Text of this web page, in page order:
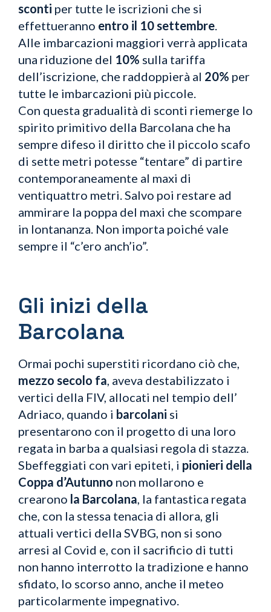
sconti per tutte le iscrizioni che si
effettueranno entro il 10 settembre.
Alle imbarcazioni maggiori verrà applicata
una riduzione del 10% sulla tariffa
dell’iscrizione, che raddoppierà al 20% per
tutte le imbarcazioni più piccole.
Con questa gradualità di sconti riemerge lo
spirito primitivo della Barcolana che ha
sempre difeso il diritto che il piccolo scafo
di sette metri potesse “tentare” di partire
contemporaneamente al maxi di
ventiquattro metri. Salvo poi restare ad
ammirare la poppa del maxi che scompare
in lontananza. Non importa poiché vale
sempre il “c’ero anch’io”.
Gli inizi della
Barcolana
Ormai pochi superstiti ricordano ciò che,
mezzo secolo fa, aveva destabilizzato i
vertici della FIV, allocati nel tempio dell’
Adriaco, quando i barcolani si
presentarono con il progetto di una loro
regata in barba a qualsiasi regola di stazza.
Sbeffeggiati con vari epiteti, i pionieri della
Coppa d’Autunno non mollarono e
crearono la Barcolana, la fantastica regata
che, con la stessa tenacia di allora, gli
attuali vertici della SVBG, non si sono
arresi al Covid e, con il sacrificio di tutti
non hanno interrotto la tradizione e hanno
sfidato, lo scorso anno, anche il meteo
particolarmente impegnativo.